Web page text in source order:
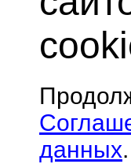
данных.